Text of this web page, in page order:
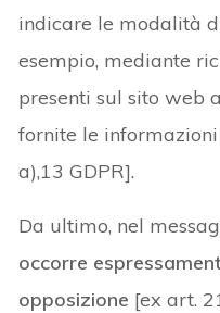
indicare le modalità
esempio, mediante
presenti sul sito web
fornite le
a),13 GDPR].
Da ultimo, nel
occorre
opposizione [ex art.